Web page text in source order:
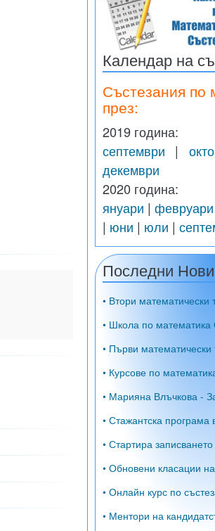
Календар на
Състезания по
през:
2019 година:
септември |
декември
2020 година:
януари | февруари
| юни | юли |
Последни
• Втори
• Школа по
• Първи
• Курсове по
• Марияна Влъчкова -
• Стажантска
• Стартира
• Обновени класации
• Онлайн курс по
• Ментори на